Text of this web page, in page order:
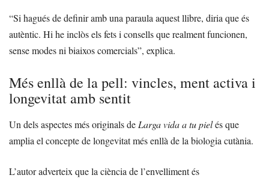
“Si hagués de definir amb una paraula aquest llibre, diria que és
autèntic. Hi he inclòs els fets i consells que realment funcionen,
sense modes ni biaixos comercials”, explica.
Més enllà de la pell: vincles, ment activa i
longevitat amb sentit
Un dels aspectes més originals de Larga vida a tu pielés que
amplia el concepte de longevitat més enllà de la biologia cutània.
L’autor adverteix que la ciència de l’envelliment és